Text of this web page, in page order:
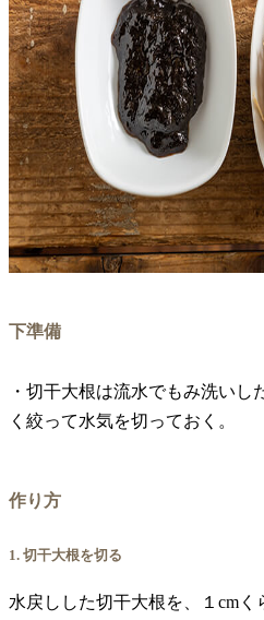
下準備
・切干大根は流水でもみ洗いし
く絞って水気を切っておく。
作り方
1. 切干大根を切る
水戻しした切干大根を、１cm